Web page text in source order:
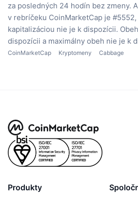
za posledných 24 hodín bez zmeny.
v rebríčeku CoinMarketCap je
kapitalizáciou nie je k dispozícii.
dispozícii a maximálny obeh nie je k
CoinMarketCap Kryptomeny Cabbage
Produkty